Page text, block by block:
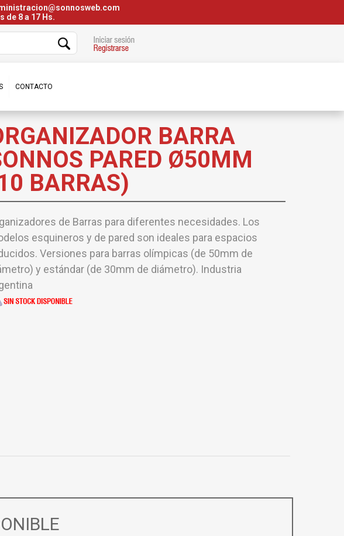
de 8 a 17 Hs.
CONTACTO
BARRA
PARED Ø50MM
BARRAS)
de Barras para diferentes necesidades. Los
esquineros y de pared son ideales para espacios
Versiones para barras olímpicas (de 50mm de
y estándar (de 30mm de diámetro). Industria